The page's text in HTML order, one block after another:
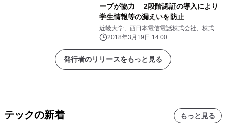
ーブが協力 2段階認証の導入により
学生情報等の漏えいを防止
近畿大学、西日本電信電話株式会社、株式会
社アイピーキューブ
2018年3月19日 14:00
発行者のリリースをもっと見る
テックの新着 もっと見る